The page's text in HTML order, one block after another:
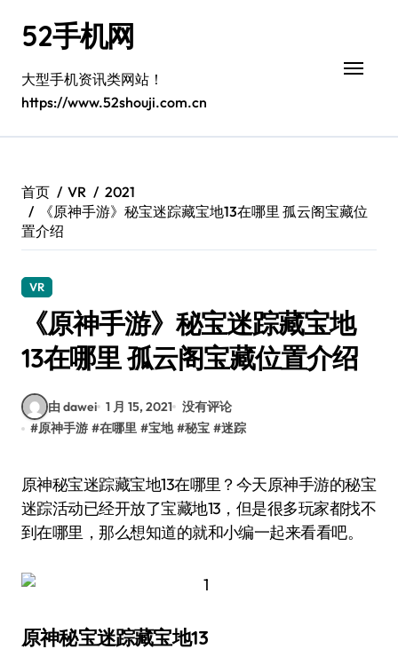
52手机网
大型手机资讯类网站！
https://www.52shouji.com.cn
首页 VR
2021
《原神手游》秘宝迷踪藏宝地13在哪里 孤云阁宝藏位
置介绍
VR
《原神手游》秘宝迷踪藏宝地
13在哪里 孤云阁宝藏位置介绍
由 dawei 1 月 15, 2021 没有评论
#原神手游 #在哪里 #宝地 #秘宝 #迷踪
原神秘宝迷踪藏宝地13在哪里？今天原神手游的秘宝
迷踪活动已经开放了宝藏地13，但是很多玩家都找不
到在哪里，那么想知道的就和小编一起来看看吧。
原神秘宝迷踪藏宝地13